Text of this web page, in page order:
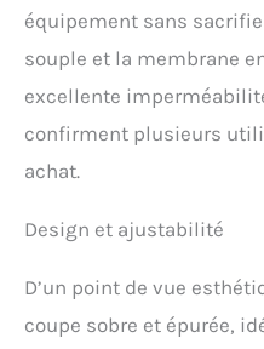
équipement sans
souple et la membrane
excellente
confirment plusieurs
achat.
Design et ajustabilité
D’un point de vue
coupe sobre et épurée,